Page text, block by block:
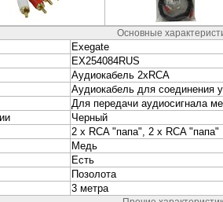
01 <prmc-012ms> Кабель Jack3.5-
<17-4008> Кабель удлинительный